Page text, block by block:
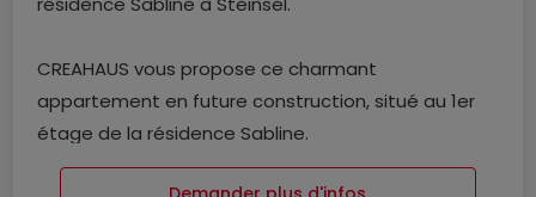
CREAHAUS vous propose ce charmant
appartement en future construction, situé au 1er
étage de la résidence Sabline.